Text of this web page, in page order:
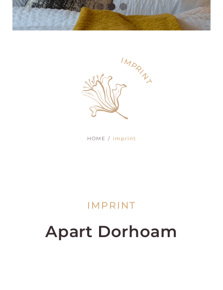
IMPR
I
N
T
HOME imprint
IMPRINT
Apart Dorhoam